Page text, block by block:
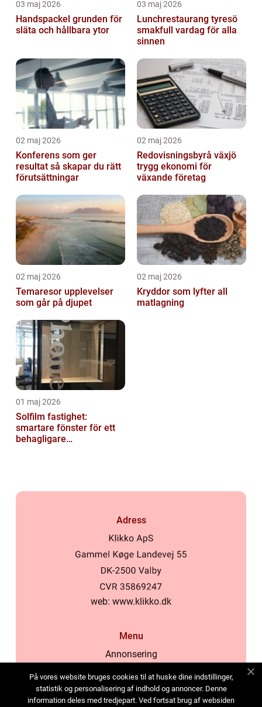
03 maj 2026
Handspackel grunden för
släta och hållbara ytor
03 maj 2026
Lunchrestaurang tyresö
smakfull vardag för alla
sinnen
02 maj 2026
Konferens som ger
resultat så skapar du rätt
förutsättningar
02 maj 2026
Redovisningsbyrå växjö
trygg ekonomi för
växande företag
02 maj 2026
Temaresor upplevelser
som går på djupet
02 maj 2026
Kryddor som lyfter all
matlagning
01 maj 2026
Solfilm fastighet:
smartare fönster för ett
behagligare
Adress
web: www.klikko.dk
Menu
Annonsering
Cookies
Kontakta oss
På vores website bruges cookies til at huske dine indstillinger,
statistik og personalisering af indhold og annoncer. Denne
information deles med tredjepart. Ved fortsat brug af websiden